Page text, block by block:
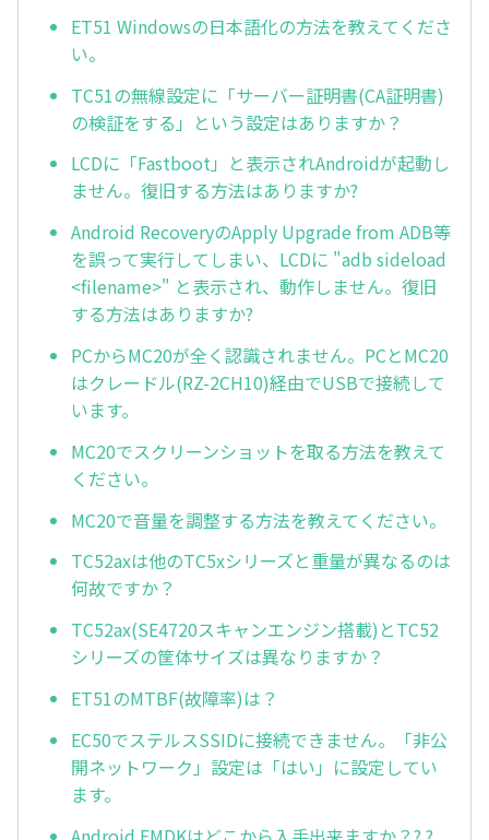
ET51 Windowsの日本語化の方法を教えてくださ
い。
TC51の無線設定に「サーバー証明書(CA証明書)
の検証をする」という設定はありますか？
LCDに「Fastboot」と表示されAndroidが起動し
ません。復旧する方法はありますか?
Android RecoveryのApply Upgrade from ADB等
を誤って実行してしまい、LCDに "adb sideload
<filename>" と表示され、動作しません。復旧
する方法はありますか?
PCからMC20が全く認識されません。PCとMC20
はクレードル(RZ-2CH10)経由でUSBで接続して
います。
MC20でスクリーンショットを取る方法を教えて
ください。
MC20で音量を調整する方法を教えてください。
TC52axは他のTC5xシリーズと重量が異なるのは
何故ですか？
TC52ax(SE4720スキャンエンジン搭載)とTC52
シリーズの筐体サイズは異なりますか？
ET51のMTBF(故障率)は？
EC50でステルスSSIDに接続できません。「非公
開ネットワーク」設定は「はい」に設定してい
ます。